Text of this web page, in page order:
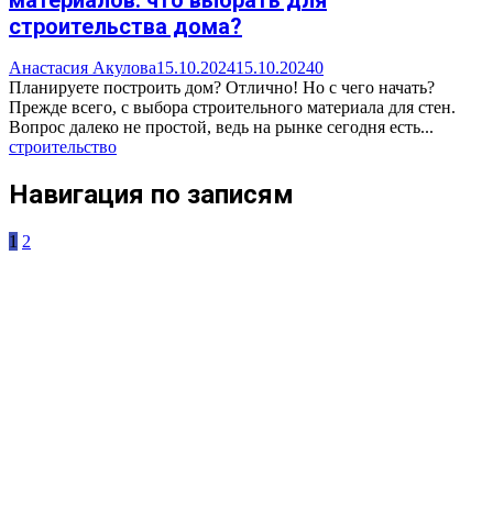
строительства дома?
Анастасия Акулова15.10.202415.10.20240
Планируете построить дом? Отлично! Но с чего начать?
Прежде всего, с выбора строительного материала для стен.
Вопрос далеко не простой, ведь на рынке сегодня есть...
строительство
Навигация по записям
1 2